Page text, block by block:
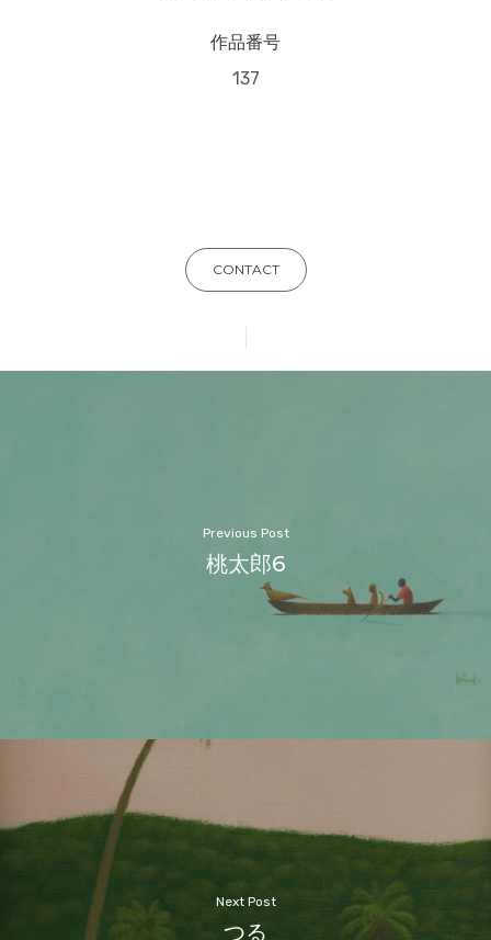
作品番号
137
CONTACT
Previous Post
桃太郎6
Next Post
つる